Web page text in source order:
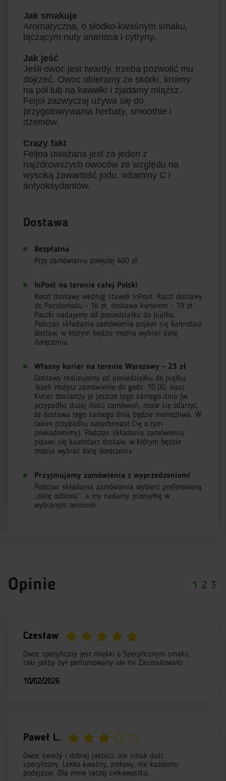
Jak smakuje
Aromatyczna, o słodko-kwaśnym smaku,
łączącym nuty ananasa i cytryny.
Jak jeść
Jeśli owoc jest twardy, trzeba pozwolić mu
dojrzeć. Owoc obieramy ze skórki, kroimy
na pół lub na kawałki i zjadamy miąższ.
Feijoi zazwyczaj używa się do
przygotowywania herbaty, smoothie i
dżemów.
Crazy fakt
Feijoa uważana jest za jeden z
najzdrowszych owoców ze względu na
wysoką zawartość jodu, witaminy C i
antyoksydantów.
Dostawa
Bezpłatna
Przy zamówieniu powyżej 400 zł.
InPost na terenie całej Polski
Koszt dostawy według stawek InPost. Koszt dostawy
do Paczkomatu - 16 zł, dostawa kurierem - 19 zł.
Paczki nadajemy od poniedziałku do piątku.
Podczas składania zamówienia pojawi się kalendarz
dostaw, w którym będzie można wybrać datę
doręczenia.
Własny kurier na terenie Warszawy - 23 zł
Dostawy realizujemy od poniedziałku do piątku.
Jeżeli złożysz zamówienie do godz. 10.00, nasz
Kurier dostarczy je jeszcze tego samego dnia (w
przypadku dużej ilości zamówień, może się zdarzyć,
że dostawa tego samego dnia będzie niemożliwa. W
takim przypadku natychmiast Cię o tym
powiadomimy). Podczas składania zamówienia
pojawi się kalendarz dostaw, w którym będzie
można wybrać datę doręczenia.
Przyjmujemy zamówienia z wyprzedzeniem!
Podczas składania zamówienia wybierz preferowaną
„datę odbioru”, a my nadamy przesyłkę w
wybranym terminie.
Opinie 1 2 3
Czesław
Owoc specyficzny jest miękki o Specyficznym smaku
taki jakby był perfumowany ale mi Zasmakowało
10/02/2026
Paweł L.
Owoc świeży i dobrej jakości, ale smak dość
specyficzny. Lekko kwaśny, ziołowy, nie każdemu
podejdzie. Dla mnie raczej ciekawostka.